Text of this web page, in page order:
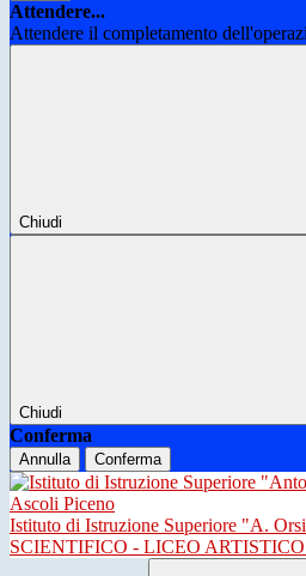
Attendere...
Attendere il completamento
Chiudi
Chiudi
Conferma
Annulla Conferma
Istituto di Istruzione Superiore "A.
SCIENTIFICO - LICEO ARTISTICO